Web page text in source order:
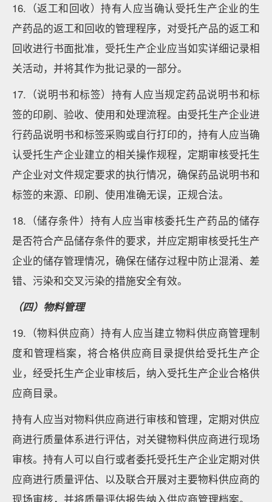
16.（返工和回收）持有人应当确认受托生产企业的生
产药品的返工和回收的管理程序，对受托产品的返工和
回收进行书面批准，受托生产企业应当如实详细记录相
关活动，并将其作为批记录的一部分。
17.（说明书和标签）持有人应当规定药品说明书和标
签的印刷、验收、使用和处理流程。由受托生产企业进
行药品说明书和标签采购或自行打印的，持有人应当确
认受托生产企业建立的相关操作规程，定期审核受托生
产企业对文件规定要求的执行情况，确保药品说明书和
标签的来源、印刷、使用准确无误，正规合法。
18.（储存条件）持有人应当审核委托生产药品的储存
是否符合产品储存条件的要求，并应定期审核受托生产
企业的储存管理情况，确保在储存过程中防止混淆、差
错、污染和交叉污染的措施安全有效。
（四）物料管理
19.（物料供应商）持有人应当建立物料供应商管理制
度和管理档案，将合格供应商目录提供给受托生产企
业，经受托生产企业审核后，纳入受托生产企业合格供
应商目录。
持有人应当对物料供应商进行审核和管理，定期对供应
商进行质量体系进行评估，对关键物料供应商进行现场
审核。持有人可以自行或者委托受托生产企业定期对供
应商进行质量评估、以及联合开展对主要物料供应商的
现场审核，并将质量评估报告纳入供应商管理档案。